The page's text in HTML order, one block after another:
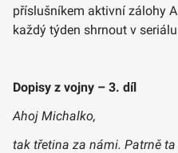
příslušníkem aktivní zálohy
každý týden shrnout v
Dopisy z vojny – 3. díl
Ahoj Michalko,
tak třetina za námi. Patrně